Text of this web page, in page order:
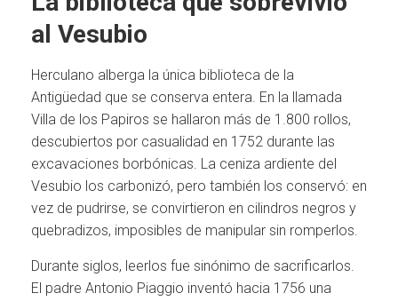
al Vesubio
Herculano alberga la única biblioteca de la
Antigüedad que se conserva entera. En la llamada
Villa de los Papiros se hallaron más de 1.800 rollos,
descubiertos por casualidad en 1752 durante las
excavaciones borbónicas. La ceniza ardiente del
Vesubio los carbonizó, pero también los conservó: en
vez de pudrirse, se convirtieron en cilindros negros y
quebradizos, imposibles de manipular sin romperlos.
Durante siglos, leerlos fue sinónimo de sacrificarlos.
El padre Antonio Piaggio inventó hacia 1756 una